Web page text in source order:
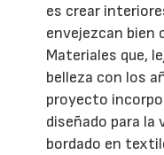
es crear
envejezcan bien
Materiales que,
belleza con los
proyecto
diseñado para la
bordado en